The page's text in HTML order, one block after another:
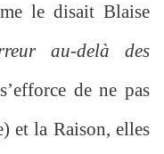
le disait Blaise
au-delà des
de ne pas
et la Raison, elles